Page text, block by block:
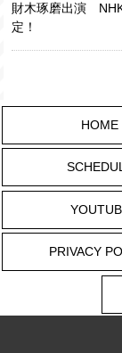
財木琢磨出演
定！
HOME
PRIVACY